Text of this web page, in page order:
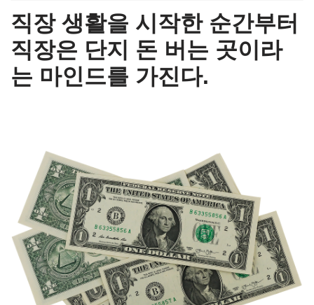
직장 생활을 시작한 순간부터
직장은 단지 돈 버는 곳이라
는 마인드를 가진다.